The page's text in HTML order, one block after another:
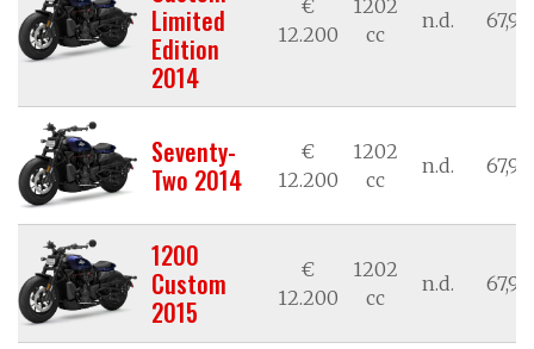
Limited
Edition
2014
€
12.200
1202
cc
n.d.
Seventy-
Two 2014
€
12.200
1202
cc
n.d.
1200
Custom
2015
€
12.200
1202
cc
n.d.